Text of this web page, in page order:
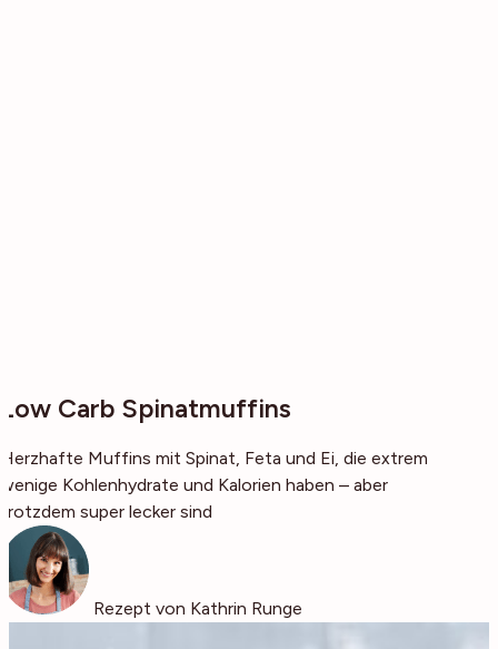
Low Carb Spinatmuffins
Herzhafte Muffins mit Spinat, Feta und Ei, die extrem
wenige Kohlenhydrate und Kalorien haben – aber
trotzdem super lecker sind
Rezept von Kathrin Runge